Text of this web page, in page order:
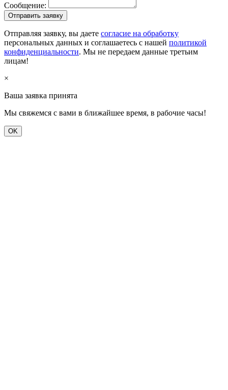
Сообщение:
Отправить заявку
Отправляя заявку, вы даете согласие на обработку
персональных данных и соглашаетесь с нашей политикой
конфиденциальности. Мы не передаем данные третьим
лицам!
×
Ваша заявка принята
Мы свяжемся с вами в ближайшее время, в рабочие часы!
OK